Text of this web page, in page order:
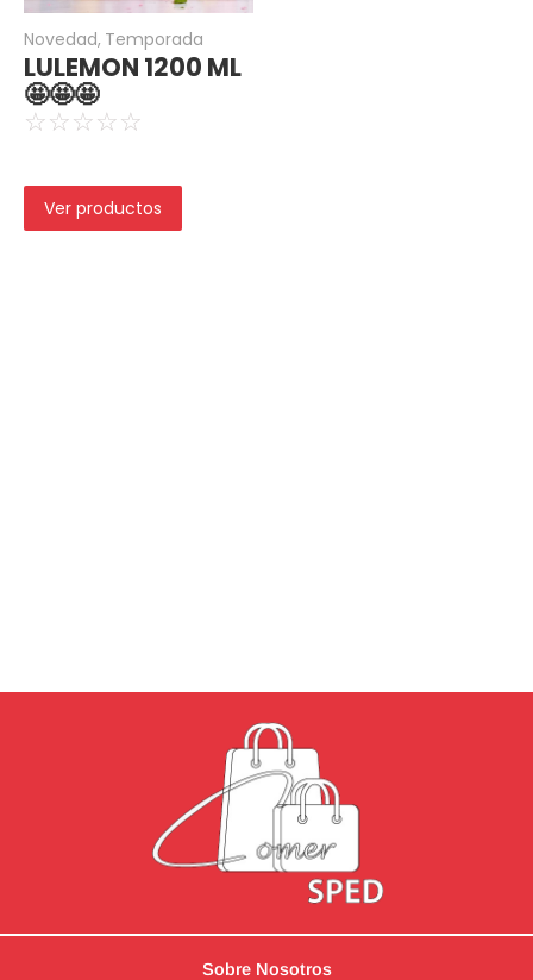
Novedad, Temporada
LULEMON 1200 ML
🤩🤩🤩
☆☆☆☆☆
Ver productos
Sobre Nosotros